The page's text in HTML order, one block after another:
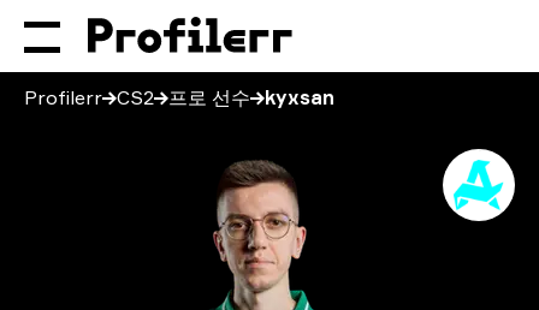
Profilerr CS2 프로 선수 kyxsan